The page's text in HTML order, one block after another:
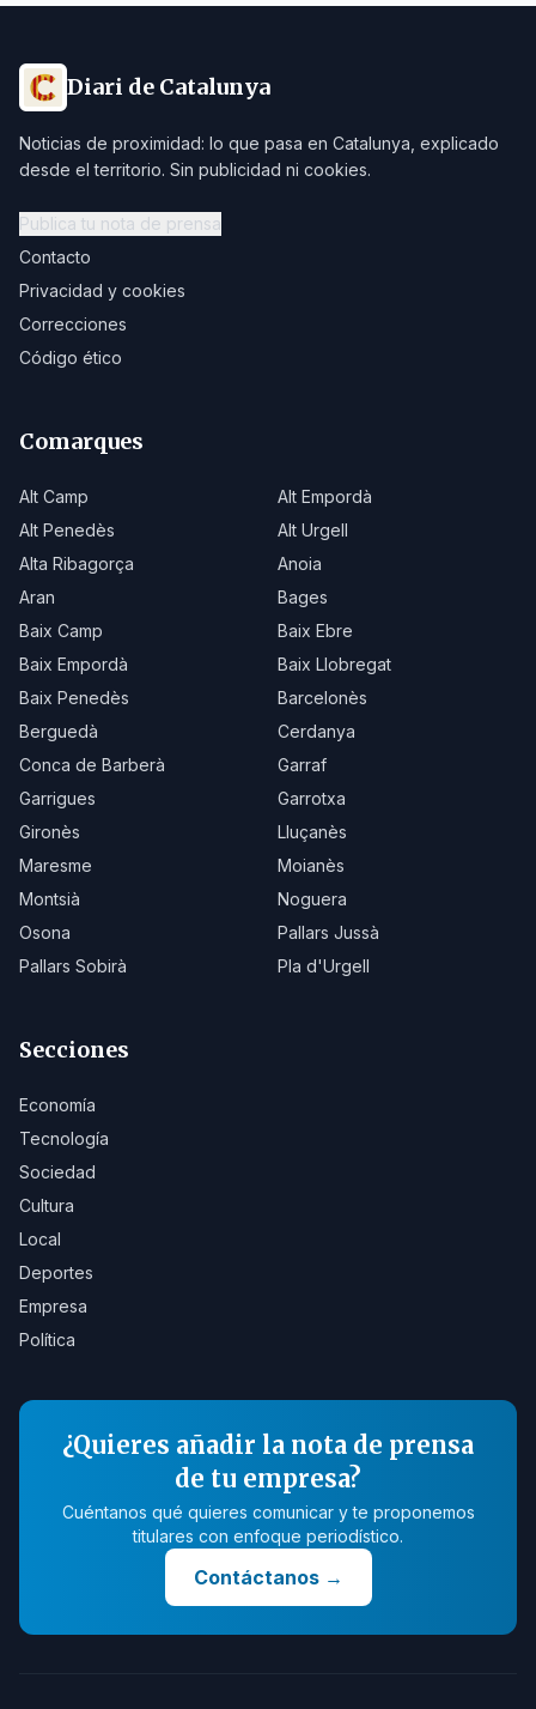
Diari de Catalunya
Noticias de proximidad: lo que pasa en Catalunya, explicado
desde el territorio. Sin publicidad ni cookies.
Publica tu nota de prensa
Contacto
Privacidad y cookies
Correcciones
Código ético
Comarques
Alt Camp
Alt Empordà
Alt Penedès
Alt Urgell
Alta Ribagorça
Anoia
Aran
Bages
Baix Camp
Baix Ebre
Baix Empordà
Baix Llobregat
Baix Penedès
Barcelonès
Berguedà
Cerdanya
Conca de Barberà
Garraf
Garrigues
Garrotxa
Gironès
Lluçanès
Maresme
Moianès
Montsià
Noguera
Osona
Pallars Jussà
Pallars Sobirà
Pla d'Urgell
Secciones
Economía
Tecnología
Sociedad
Cultura
Local
Deportes
Empresa
Política
¿Quieres añadir la nota de prensa
de tu empresa?
Cuéntanos qué quieres comunicar y te proponemos
titulares con enfoque periodístico.
Contáctanos→